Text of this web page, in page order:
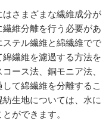
さまざまな繊維成分が
維分離を行う必要があ
テル繊維と綿繊維でで
繊維を濾過する方法を
ース法、銅モニア法、
て綿繊維を分離するこ
生地については、水に
ができます。